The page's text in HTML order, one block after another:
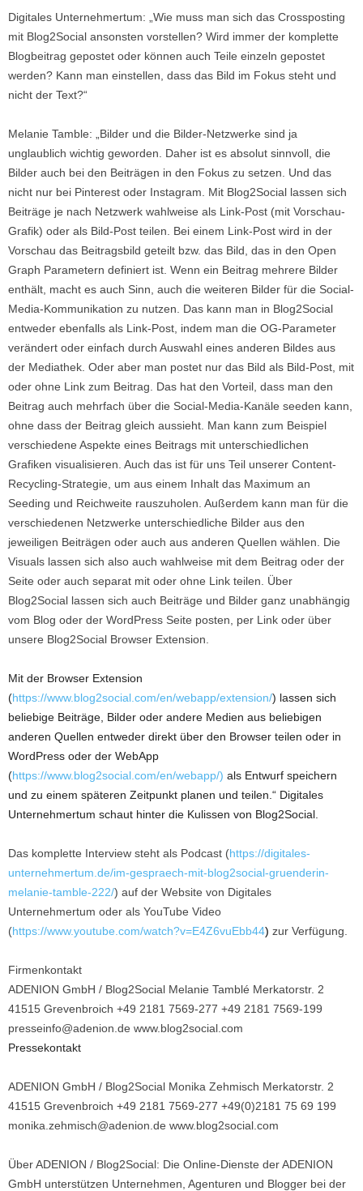
Digitales Unternehmertum: „Wie muss man sich das Crossposting
mit Blog2Social ansonsten vorstellen? Wird immer der komplette
Blogbeitrag gepostet oder können auch Teile einzeln gepostet
werden? Kann man einstellen, dass das Bild im Fokus steht und
nicht der Text?“
Melanie Tamble: „Bilder und die Bilder-Netzwerke sind ja
unglaublich wichtig geworden. Daher ist es absolut sinnvoll, die
Bilder auch bei den Beiträgen in den Fokus zu setzen. Und das
nicht nur bei Pinterest oder Instagram. Mit Blog2Social lassen sich
Beiträge je nach Netzwerk wahlweise als Link-Post (mit Vorschau-
Grafik) oder als Bild-Post teilen. Bei einem Link-Post wird in der
Vorschau das Beitragsbild geteilt bzw. das Bild, das in den Open
Graph Parametern definiert ist. Wenn ein Beitrag mehrere Bilder
enthält, macht es auch Sinn, auch die weiteren Bilder für die Social-
Media-Kommunikation zu nutzen. Das kann man in Blog2Social
entweder ebenfalls als Link-Post, indem man die OG-Parameter
verändert oder einfach durch Auswahl eines anderen Bildes aus
der Mediathek. Oder aber man postet nur das Bild als Bild-Post, mit
oder ohne Link zum Beitrag. Das hat den Vorteil, dass man den
Beitrag auch mehrfach über die Social-Media-Kanäle seeden kann,
ohne dass der Beitrag gleich aussieht. Man kann zum Beispiel
verschiedene Aspekte eines Beitrags mit unterschiedlichen
Grafiken visualisieren. Auch das ist für uns Teil unserer Content-
Recycling-Strategie, um aus einem Inhalt das Maximum an
Seeding und Reichweite rauszuholen. Außerdem kann man für die
verschiedenen Netzwerke unterschiedliche Bilder aus den
jeweiligen Beiträgen oder auch aus anderen Quellen wählen. Die
Visuals lassen sich also auch wahlweise mit dem Beitrag oder der
Seite oder auch separat mit oder ohne Link teilen. Über
Blog2Social lassen sich auch Beiträge und Bilder ganz unabhängig
vom Blog oder der WordPress Seite posten, per Link oder über
unsere Blog2Social Browser Extension.
Mit der Browser Extension
(https://www.blog2social.com/en/webapp/extension/) lassen sich
beliebige Beiträge, Bilder oder andere Medien aus beliebigen
anderen Quellen entweder direkt über den Browser teilen oder in
WordPress oder der WebApp
(https://www.blog2social.com/en/webapp/) als Entwurf speichern
und zu einem späteren Zeitpunkt planen und teilen.“ Digitales
Unternehmertum schaut hinter die Kulissen von Blog2Social.
Das komplette Interview steht als Podcast (https://digitales-
unternehmertum.de/im-gespraech-mit-blog2social-gruenderin-
melanie-tamble-222/) auf der Website von Digitales
Unternehmertum oder als YouTube Video
(https://www.youtube.com/watch?v=E4Z6vuEbb44) zur Verfügung.
Firmenkontakt
ADENION GmbH / Blog2Social Melanie Tamblé Merkatorstr. 2
41515 Grevenbroich +49 2181 7569-277 +49 2181 7569-199
presseinfo@adenion.de www.blog2social.com
Pressekontakt
ADENION GmbH / Blog2Social Monika Zehmisch Merkatorstr. 2
41515 Grevenbroich +49 2181 7569-277 +49(0)2181 75 69 199
monika.zehmisch@adenion.de www.blog2social.com
Über ADENION / Blog2Social: Die Online-Dienste der ADENION
GmbH unterstützen Unternehmen, Agenturen und Blogger bei der